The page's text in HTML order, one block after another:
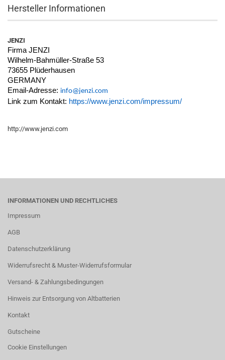
Hersteller Informationen
JENZI
Firma JENZI
Wilhelm-Bahmüller-Straße 53
73655 Plüderhausen
GERMANY
Email-Adresse: info@jenzi.com
Link zum Kontakt: https://www.jenzi.com/impressum/
http://www.jenzi.com
INFORMATIONEN UND RECHTLICHES
Impressum
AGB
Datenschutzerklärung
Widerrufsrecht & Muster-Widerrufsformular
Versand- & Zahlungsbedingungen
Hinweis zur Entsorgung von Altbatterien
Kontakt
Gutscheine
Cookie Einstellungen